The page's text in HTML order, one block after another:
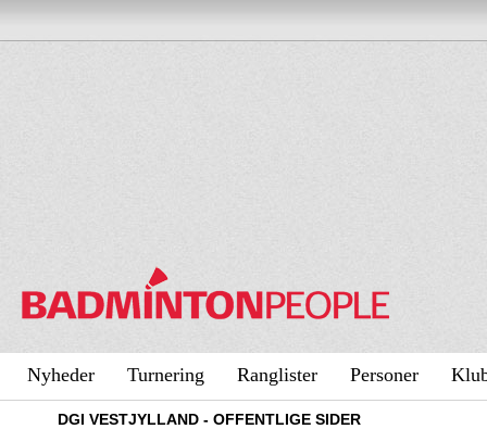
Nyheder Turnering Ranglister Personer
DGI VESTJYLLAND - OFFENTLIGE SIDER